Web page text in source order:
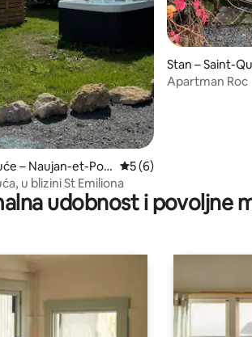
– Naujan-et-Pos
Prosječna ocjena: 5/5,
5 (6)
u blizini St Emiliona
Stan – Saint-
n
Apartman Roc
udobnost i povoljne